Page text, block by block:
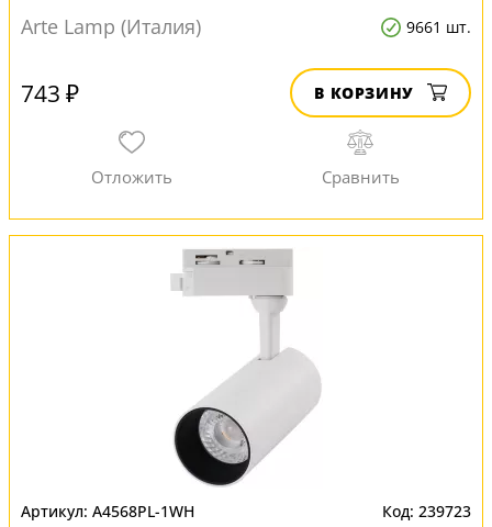
Arte Lamp (Италия)
9661 шт.
743 ₽ В КОРЗИНУ
A4568PL-1WH 239723